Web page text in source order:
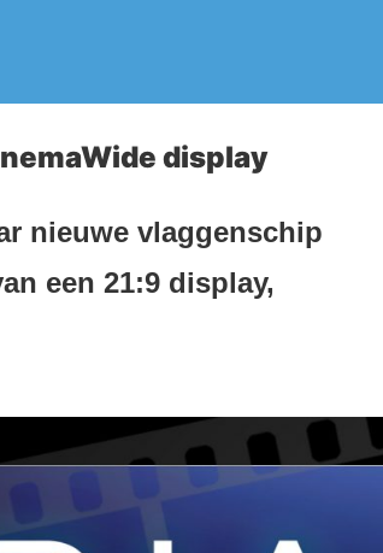
display
nieuwe vlaggenschip
een 21:9 display,